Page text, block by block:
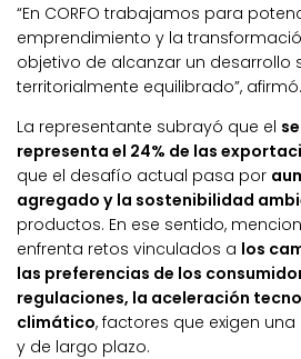
“En CORFO trabajamos para
emprendimiento y la
objetivo de alcanzar un desarrollo
territorialmente equilibrado”, afirmó.
La representante subrayó que el
representa el 24% de las
que el desafío actual pasa por
agregado y la sostenibilidad
productos. En ese sentido,
enfrenta retos vinculados a los
las preferencias de los
regulaciones, la aceleración
climático, factores que exigen
y de largo plazo.